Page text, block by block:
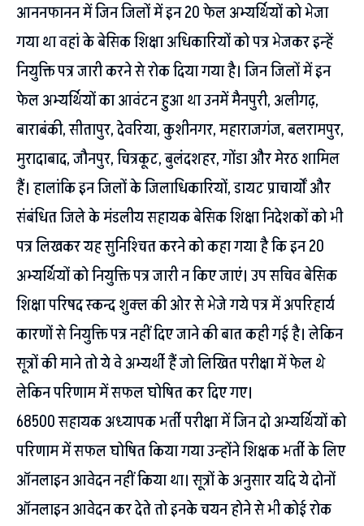
आननफानन में जिन जिलों में इन 20 फेल अभ्यर्थियों को भेजा
गया था वहां के बेसिक शिक्षा अधिकारियों को पत्र भेजकर इन्हें
नियुक्ति पत्र जारी करने से रोक दिया गया है। जिन जिलों में इन
फेल अभ्यर्थियों का आवंटन हुआ था उनमें मैनपुरी, अलीगढ़,
बाराबंकी, सीतापुर, देवरिया, कुशीनगर, महाराजगंज, बलरामपुर,
मुरादाबाद, जौनपुर, चित्रकूट, बुलंदशहर, गोंडा और मेरठ शामिल
हैं। हालांकि इन जिलों के जिलाधिकारियों, डायट प्राचार्यों और
संबंधित जिले के मंडलीय सहायक बेसिक शिक्षा निदेशकों को भी
पत्र लिखकर यह सुनिश्चित करने को कहा गया है कि इन 20
अभ्यर्थियों को नियुक्ति पत्र जारी न किए जाएं। उप सचिव बेसिक
शिक्षा परिषद स्कन्द शुक्ल की ओर से भेजे गये पत्र में अपरिहार्य
कारणों से नियुक्ति पत्र नहीं दिए जाने की बात कही गई है। लेकिन
सूत्रों की माने तो ये वे अभ्यर्थी हैं जो लिखित परीक्षा में फेल थे
लेकिन परिणाम में सफल घोषित कर दिए गए।
68500 सहायक अध्यापक भर्ती परीक्षा में जिन दो अभ्यर्थियों को
परिणाम में सफल घोषित किया गया उन्होंने शिक्षक भर्ती के लिए
ऑनलाइन आवेदन नहीं किया था। सूत्रों के अनुसार यदि ये दोनों
ऑनलाइन आवेदन कर देते तो इनके चयन होने से भी कोई रोक